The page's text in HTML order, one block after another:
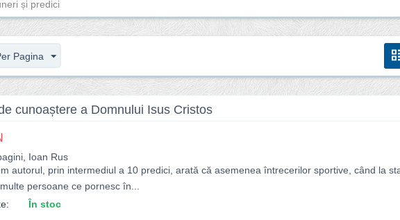
și predici
Pagina
cunoaștere a Domnului Isus Cristos
Ioan Rus
autorul, prin intermediul a 10 predici, arată că asemenea întrecerilor sportive, când la
persoane ce pornesc în...
În stoc